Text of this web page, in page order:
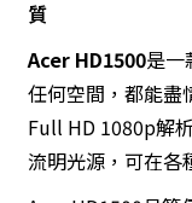
質
Acer HD1500是一
任何空間，都能盡
Full HD 1080p解
流明光源，可在各